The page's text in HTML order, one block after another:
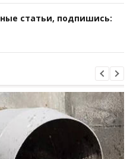
статьи, подпишись: